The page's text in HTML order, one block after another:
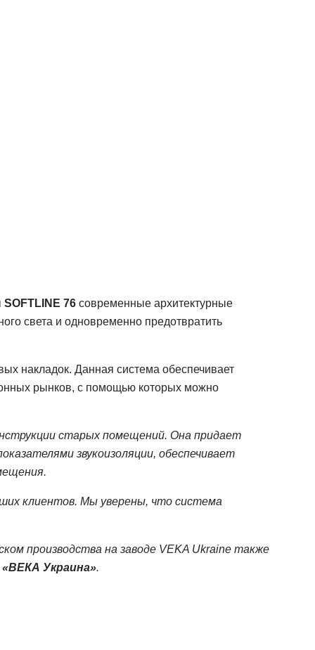
SOFTLINE 76 современные архитектурные
света и одновременно предотвратить
накладок. Данная система обеспечивает
рынков, с помощью которых можно
старых помещений. Она придает
звукоизоляции, обеспечивает
клиентов. Мы уверены, что система
производства на заводе VEKA Ukraine также
Украина».